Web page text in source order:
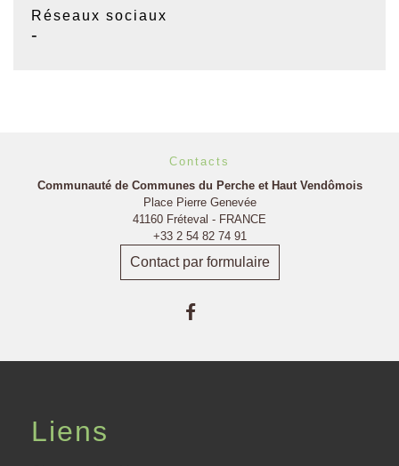
Réseaux sociaux
-
Contacts
Communauté de Communes du Perche et Haut Vendômois
Place Pierre Genevée
41160 Fréteval - FRANCE
+33 2 54 82 74 91
Contact par formulaire
Liens